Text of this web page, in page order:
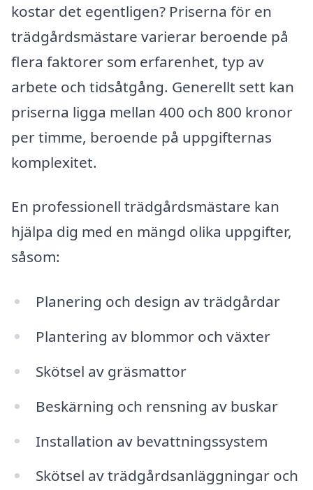
kostar det egentligen? Priserna för en
trädgårdsmästare varierar beroende på
flera faktorer som erfarenhet, typ av
arbete och tidsåtgång. Generellt sett kan
priserna ligga mellan 400 och 800 kronor
per timme, beroende på uppgifternas
komplexitet.
En professionell trädgårdsmästare kan
hjälpa dig med en mängd olika uppgifter,
såsom:
Planering och design av trädgårdar
Plantering av blommor och växter
Skötsel av gräsmattor
Beskärning och rensning av buskar
Installation av bevattningssystem
Skötsel av trädgårdsanläggningar och